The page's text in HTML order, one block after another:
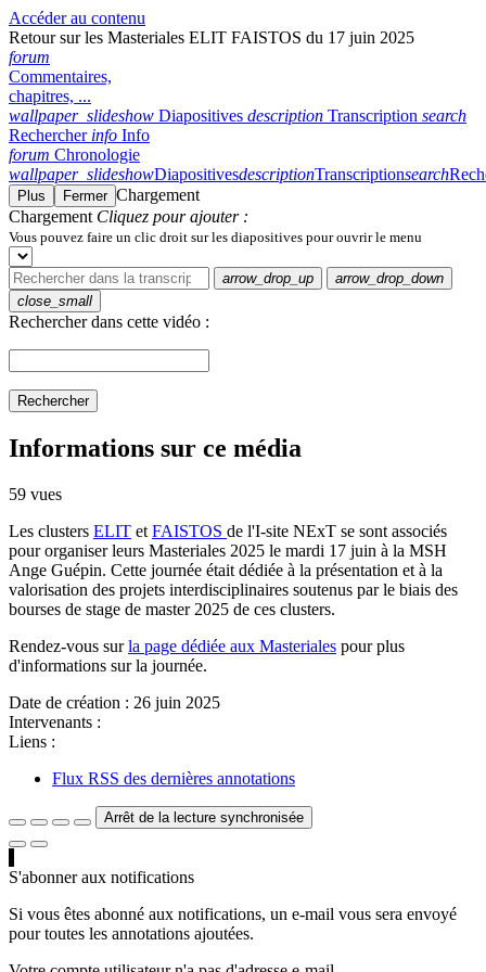
Accéder au contenu
Retour sur les Masteriales ELIT FAISTOS du 17 juin 2025
forum
Commentaires,
chapitres, ...
wallpaper_slideshow Diapositives description Transcription search
Rechercher info Info
forum Chronologie
wallpaper_slideshowDiapositivesdescriptionTranscriptionsearch
Plus Fermer Chargement
Chargement Cliquez pour ajouter :
Vous pouvez faire un clic droit sur les diapositives pour ouvrir le menu
arrow_drop_up
arrow_drop_down
close_small
Rechercher dans cette vidéo :
Rechercher
Informations sur ce média
59 vues
Les clusters ELIT et FAISTOS de l'I-site NExT se sont associés
pour organiser leurs Masteriales 2025 le mardi 17 juin à la MSH
Ange Guépin. Cette journée était dédiée à la présentation et à la
valorisation des projets interdisciplinaires soutenus par le biais des
bourses de stage de master 2025 de ces clusters.
Rendez-vous surla page dédiée aux Masteriales pour plus
d'informations sur la journée.
Date de création : 26 juin 2025
Intervenants :
Liens :
Flux RSS des dernières annotations
Arrêt de la lecture synchronisée
S'abonner aux notifications
Si vous êtes abonné aux notifications, un e-mail vous sera envoyé
pour toutes les annotations ajoutées.